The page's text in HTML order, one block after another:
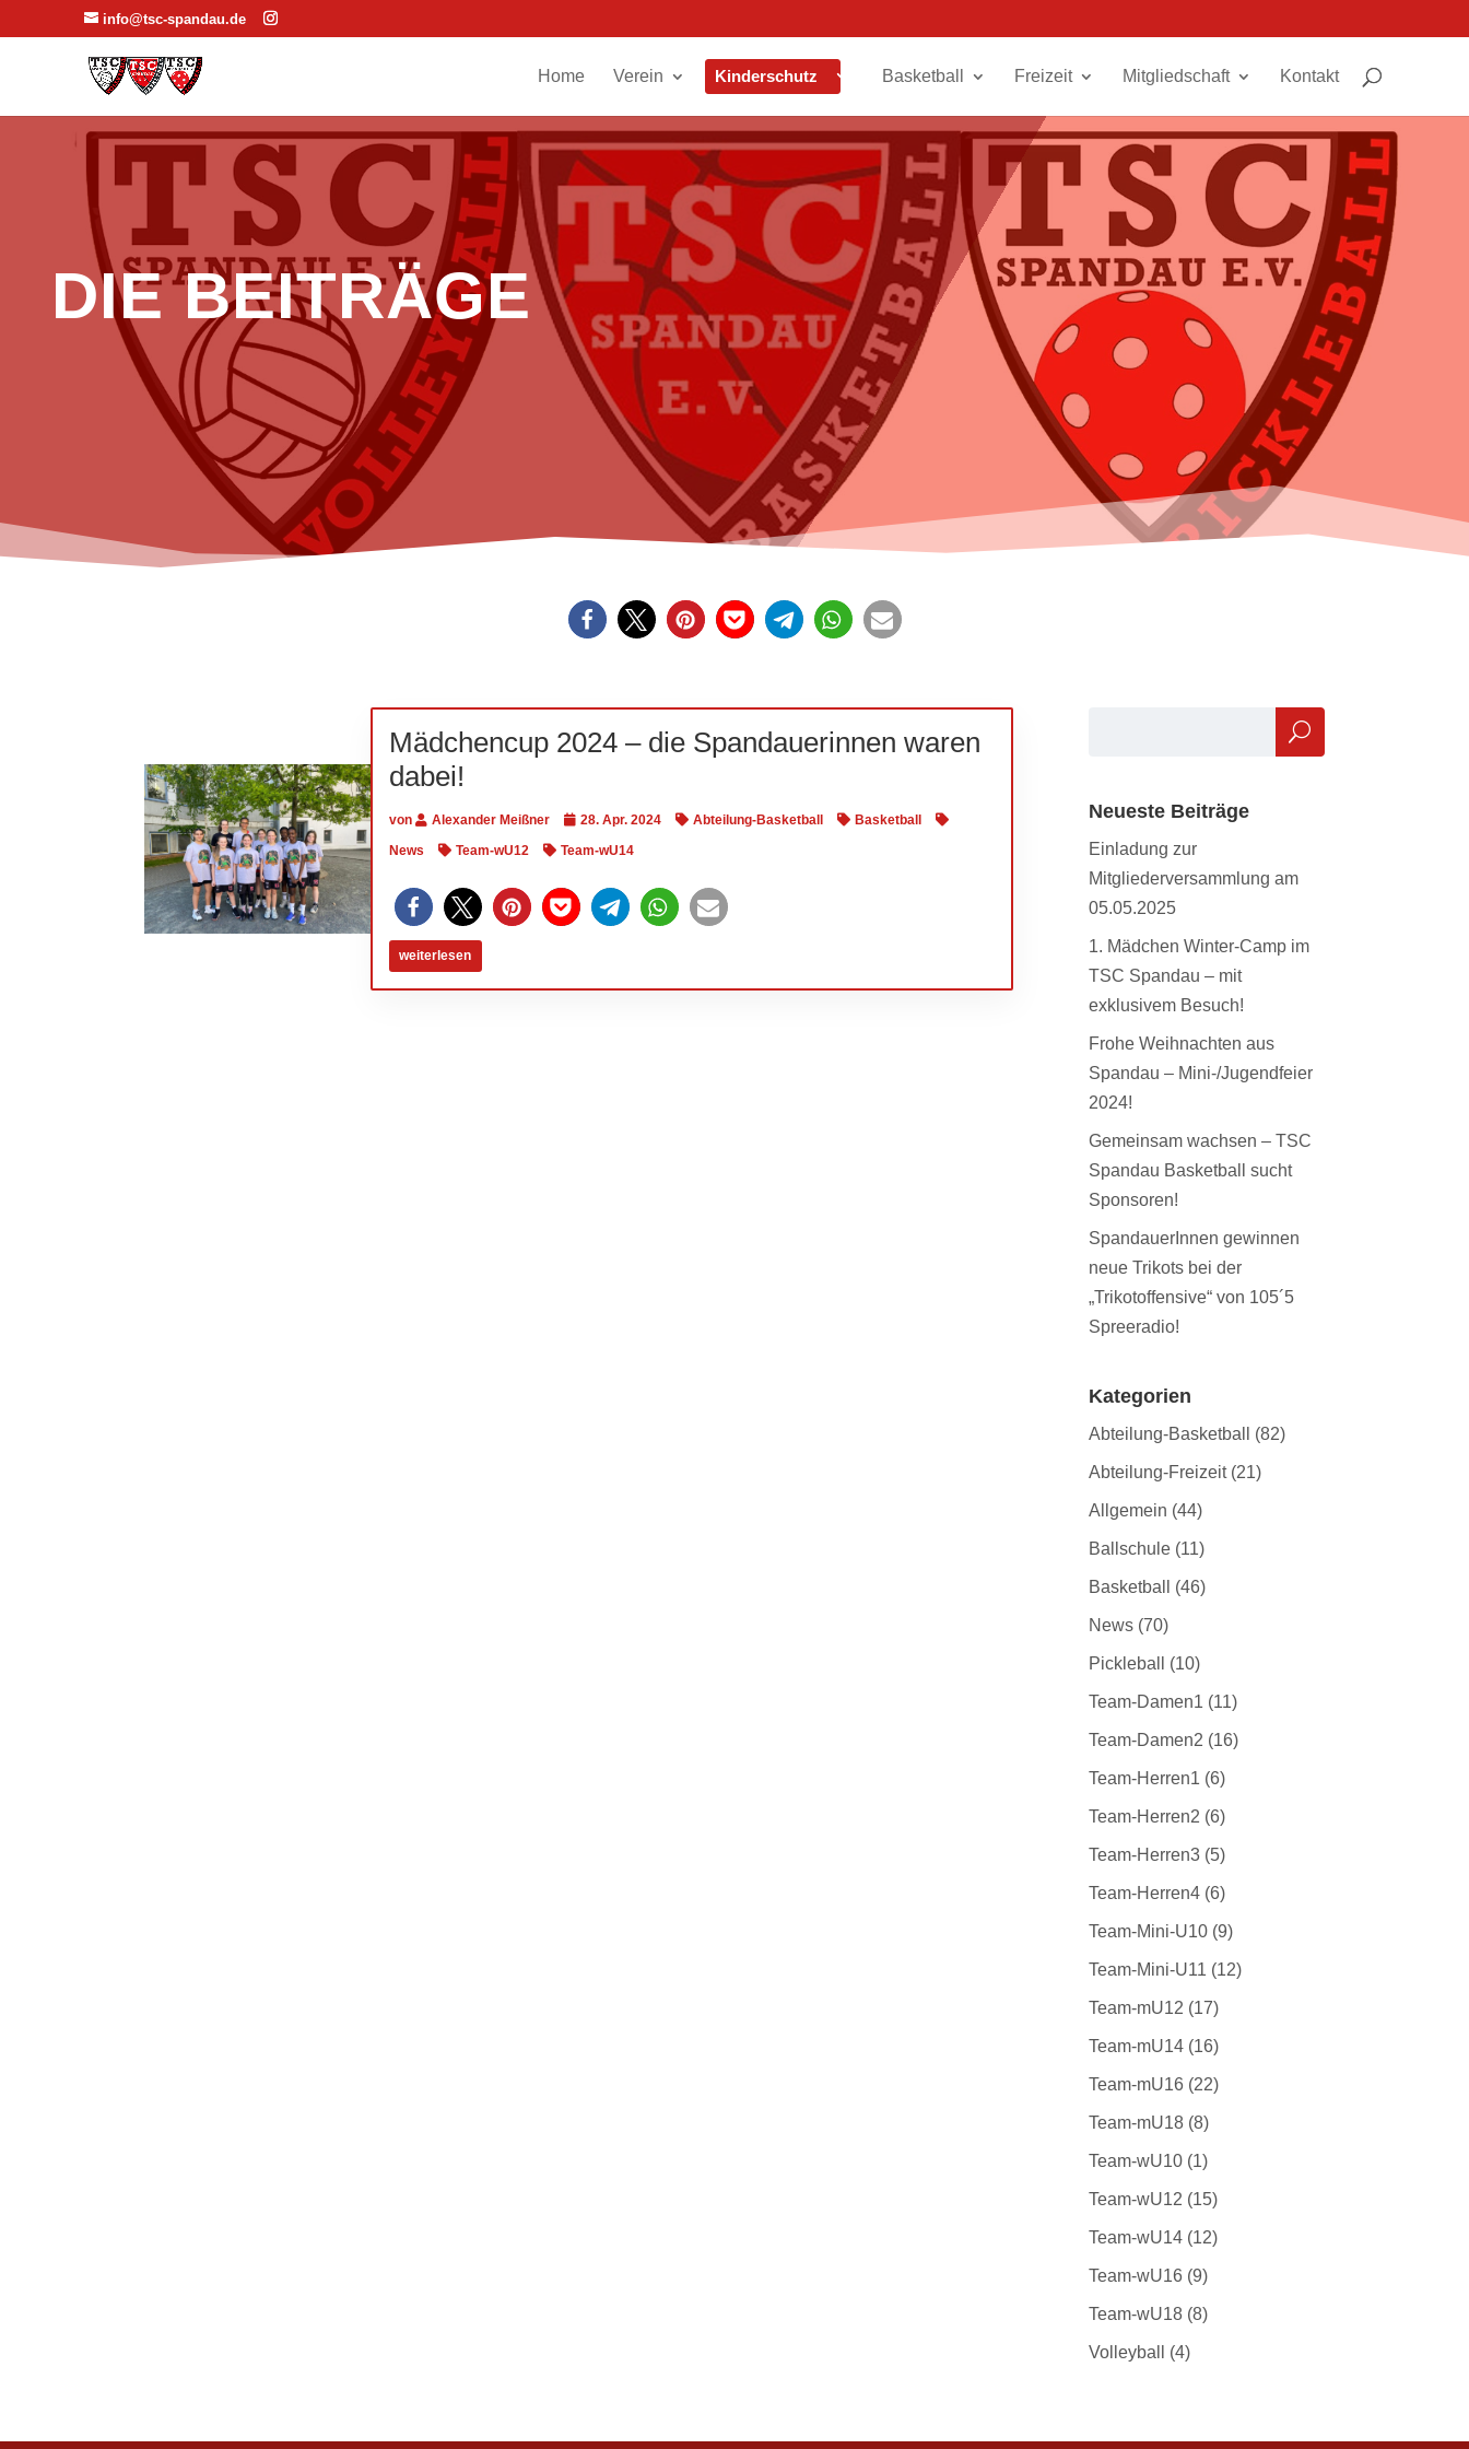
info@tsc-spandau.de
Home Verein Kinderschutz Basketball Freizeit Mitgliedschaft Kontakt
DIE BEITRÄGE
Mädchencup 2024 – die Spandauerinnen waren
dabei!
von Alexander Meißner 28. Apr. 2024 Abteilung-Basketball
Basketball
News
Team-wU12 Team-wU14
weiterlesen
Neueste Beiträge
Einladung zur
Mitgliederversammlung am
05.05.2025
1. Mädchen Winter-Camp im
TSC Spandau – mit
exklusivem Besuch!
Frohe Weihnachten aus
Spandau – Mini-/Jugendfeier
2024!
Gemeinsam wachsen – TSC
Spandau Basketball sucht
Sponsoren!
SpandauerInnen gewinnen
neue Trikots bei der
„Trikotoffensive“ von 105´5
Spreeradio!
Kategorien
Abteilung-Basketball (82)
Abteilung-Freizeit(21)
Allgemein (44)
Ballschule(11)
Basketball (46)
News(70)
Pickleball (10)
Team-Damen1 (11)
Team-Damen2 (16)
Team-Herren1 (6)
Team-Herren2 (6)
Team-Herren3(5)
Team-Herren4(6)
Team-Mini-U10(9)
Team-Mini-U11 (12)
Team-mU12 (17)
Team-mU14(16)
Team-mU16(22)
Team-mU18(8)
Team-wU10(1)
Team-wU12 (15)
Team-wU14(12)
Team-wU16(9)
Team-wU18(8)
Volleyball (4)